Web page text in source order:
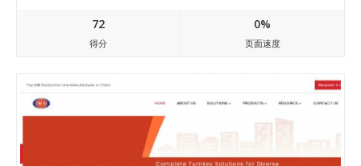
72
得分
0%
页面速度